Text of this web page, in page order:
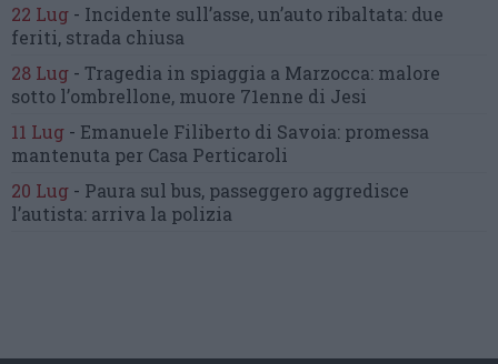
22 Lug - Incidente sull’asse, un’auto ribaltata: due
feriti, strada chiusa
28 Lug - Tragedia in spiaggia a Marzocca: malore
sotto l’ombrellone, muore 71enne di Jesi
11 Lug - Emanuele Filiberto di Savoia: promessa
mantenuta per Casa Perticaroli
20 Lug - Paura sul bus, passeggero aggredisce
l’autista: arriva la polizia